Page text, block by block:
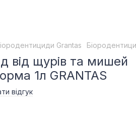
Grantas
від щурів та мишей
1л GRANTAS
відгук